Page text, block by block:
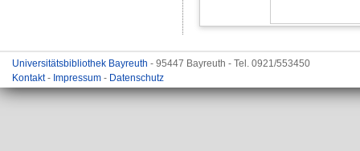
Universitätsbibliothek Bayreuth - 95447 Bayreuth - Tel. 0921/553450
Kontakt- Impressum - Datenschutz